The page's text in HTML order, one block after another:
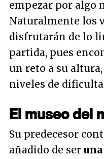
empezar por algo
Naturalmente los
disfrutarán de lo
partida, pues
un reto a su
niveles de
El museo del
Su predecesor
añadido de ser